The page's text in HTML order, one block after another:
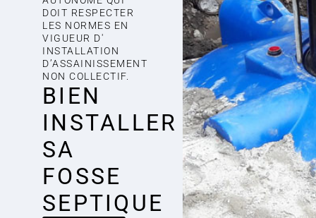
DOIT RESPECTER
LES NORMES EN
VIGUEUR D'
INSTALLATION
D’ASSAINISSEMENT
NON COLLECTIF.
BIEN
INSTALLER
SA
FOSSE
SEPTIQUE